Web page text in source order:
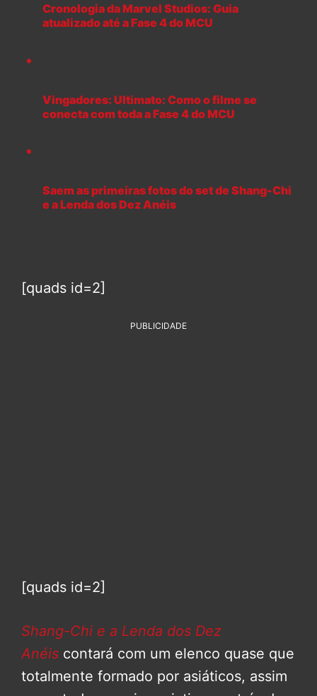
Cronologia da Marvel Studios: Guia
atualizado até a Fase 4 do MCU
Vingadores: Ultimato: Como o filme se
conecta com toda a Fase 4 do MCU
Saem as primeiras fotos do set de Shang-Chi
e a Lenda dos Dez Anéis
[quads id=2]
PUBLICIDADE
[quads id=2]
Shang-Chi e a Lenda dos Dez
Anéis contará com um elenco quase que
totalmente formado por asiáticos, assim